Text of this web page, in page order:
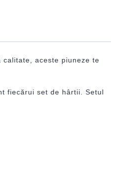
aceste piuneze te
fiecărui set de hârtii. Setul